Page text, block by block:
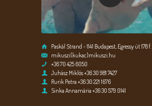
Paskál Strand - 1141 Budapest, Egressy út 178 f.
mikuszi(kukac)mikuszi.hu
+36 70 425 6050
Juhász Miklós +36 30 981 7427
Rurik Petra +36 30 221 1676
Sinka Annamária +36 30 579 0141